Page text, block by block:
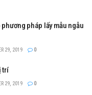
pháp lấy mẫu ngẫu
29, 2019 0
trí
29, 2019 0